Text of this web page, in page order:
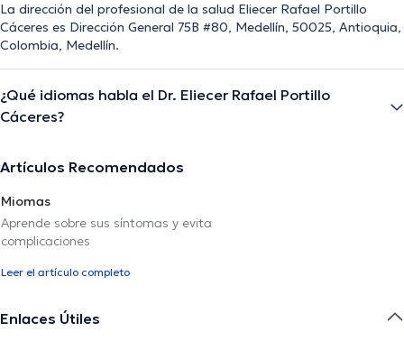
La dirección del profesional de la salud Eliecer Rafael Portillo
Cáceres es Dirección General 75B #80, Medellín, 50025, Antioquia,
Colombia, Medellín.
¿Qué idiomas habla el Dr. Eliecer Rafael Portillo
Cáceres?
Artículos Recomendados
Miomas
Aprende sobre sus síntomas y evita
complicaciones
Leer el artículo completo
Enlaces Útiles